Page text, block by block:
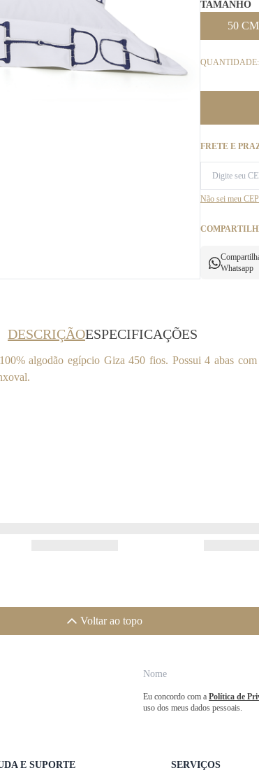
TAMANHO
50
QUANTIDADE:
FRETE E
Não sei meu CEP
Whatsapp
DESCRIÇÃOESPECIFICAÇÕES
algodão egípcio Giza 450 fios. Possui 4 abas
Voltar ao topo
Eu concordo com a Política de
uso dos meus dados pessoais.
E SUPORTE
SERVIÇOS